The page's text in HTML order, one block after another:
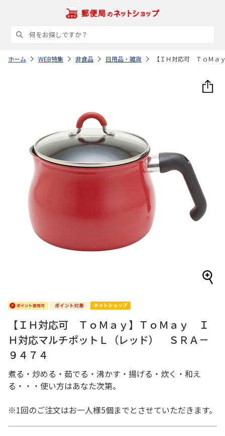
ホーム WEB特集 非食品 日用品・雑貨 【ＩＨ対応可 ＴｏＭａ
【ＩＨ対応可 ＴｏＭａｙ】ＴｏＭａｙ Ｉ
Ｈ対応マルチポットＬ（レッド） ＳＲＡ－
９４７４
煮る・炒める・茹でる・沸かす・揚げる・炊く・和え
る・・・使い方はあなた次第。
※1回のご注文はお一人様5個までとさせていただきます。